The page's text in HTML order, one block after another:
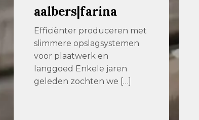
Voortman Steel
Machinery
Software | Machines |
Service Bij Voortman nemen
we complexiteit en
inefficiëntie in